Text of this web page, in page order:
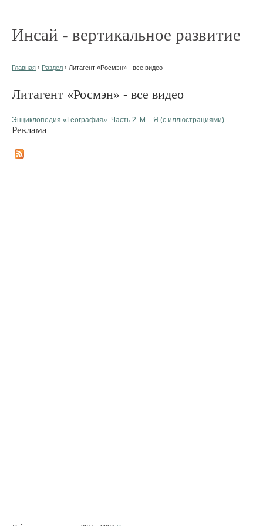
Инсай - вертикальное развитие
Главная › Раздел › Литагент «Росмэн» - все видео
Литагент «Росмэн» - все видео
Энциклопедия «География». Часть 2. М – Я (с иллюстрациями)
Реклама